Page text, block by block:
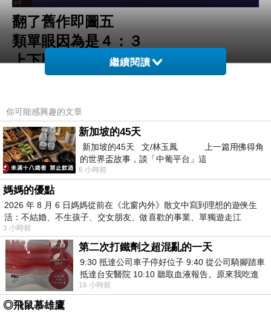
翻了舊作即圖五
類單眼因為是４：３
上下比單眼３：２多了近13%
繼續閱讀
你可能感興趣的文章
新加坡的45天
新加坡的45天 文/林玉鳳 上一篇用佛得角
的世界盃故事，談「中葡平台」這
6 小時前
媽媽的優點
2026 年 8 月 6 日媽媽從前在《北窗內外》散文中寫到理想的遊俠生
活：不結婚、不生孩子、交女朋友、做喜歡的事業、單獨遊走江
湖⋯⋯，
3 小時前
第二次打鐵劑之超混亂的一天
9:30 抵達公司車子停好位子 9:40 從公司騎腳踏車
抵達台安醫院 10:10 聽取血液報告。原來我吃進
去的 B12 彌可保並非沒有吸收而是超
16 小時前
◎飛鼠慕雄鷹